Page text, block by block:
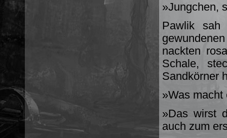
»Jungchen,
Pawlik
nackten
Schale,
Sandkörner
»Was
»Das wirst
auch zum